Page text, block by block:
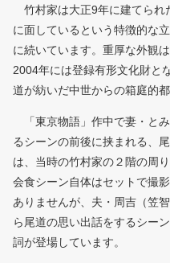
竹村家は大正9年に建てられ
に面しているという特徴的な
に続いています。重厚な外観
2004年には登録有形文化財と
道が紡いだ中世からの箱庭的
「東京物語」作中で妻・と
るシーンの前後に挟まれる、
は、当時の竹村家の２階の周
会食シーン自体はセットで撮
ありませんが、夫・周吉（笠
ら尾道の思い出話をするシー
詞が登場しています。